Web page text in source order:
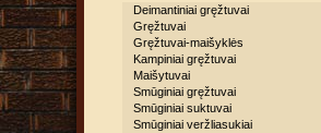
Deimantiniai gręžtuvai
Gręžtuvai
Gręžtuvai-maišyklės
Kampiniai gręžtuvai
Maišytuvai
Smūginiai gręžtuvai
Smūginiai suktuvai
Smūginiai veržliasukiai